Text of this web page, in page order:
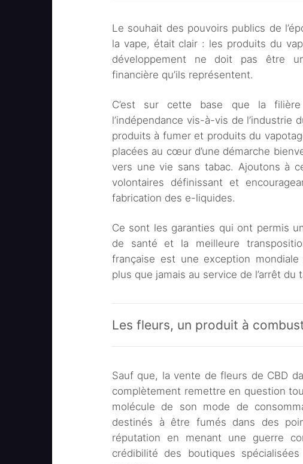
Le souhait des pouvoirs publics de
la vape, était clair : les produits du
développement ne doit pas être
financière qu’ils représentent.
C’est sur cette base que la
l’indépendance vis-à-vis de
produits à fumer et produits du
placées au cœur d’une démarche
vers une vie sans tabac. Ajoutons à
volontaires définissant et
fabrication des e-liquides.
Ce sont les garanties qui ont permis
de santé et la meilleure
française est une exception
plus que jamais au service de l’arrêt du
Les fleurs, un produit à
Sauf que, la vente de fleurs de CBD
complètement remettre en question
molécule de son mode de
destinés à être fumés dans des
réputation en menant une guerre
crédibilité des boutiques